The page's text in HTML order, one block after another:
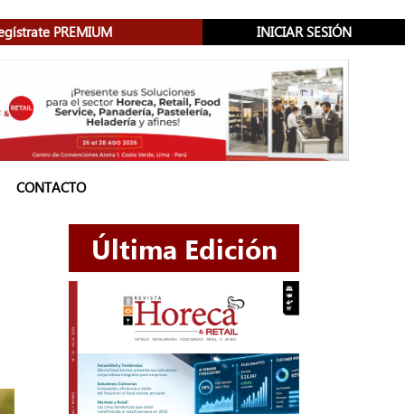
PREMIUM INICIAR SESIÓN
CONTACTO
Última Edición